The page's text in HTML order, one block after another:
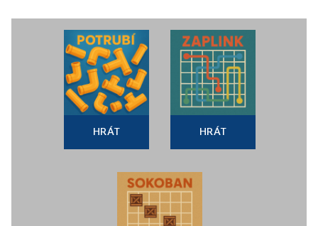
HRÁT HRÁT